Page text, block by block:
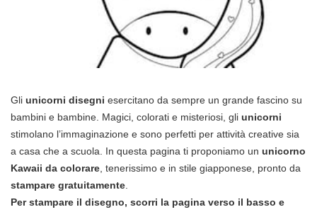
Gli unicorni disegni esercitano da sempre un grande fascino su
bambini e bambine. Magici, colorati e misteriosi, gli unicorni
stimolano l’immaginazione e sono perfetti per attività creative sia
a casa che a scuola. In questa pagina ti proponiamo un unicorno
Kawaii da colorare , tenerissimo e in stile giapponese, pronto da
stampare gratuitamente
Per stampare il disegno, scorri la pagina verso il basso e